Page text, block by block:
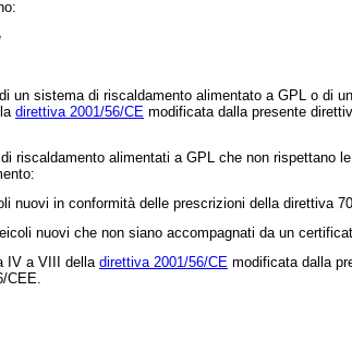
un sistema di riscaldamento alimentato a GPL o di
direttiva 2001/56/CE modificata dalla presente
riscaldamento alimentati a GPL che non
nuovi in conformità delle prescrizioni della direttiva
nuovi che non siano accompagnati da un
IV a VIII della direttiva 2001/56/CE modificata dalla
CEE.